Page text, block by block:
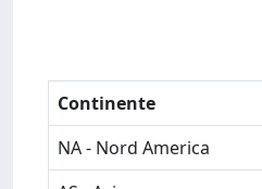
Continente
NA - Nord America